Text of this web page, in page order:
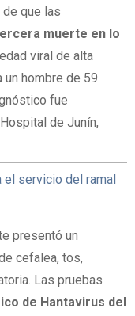
de que las
muerte en lo
viral de alta
un hombre de 59
fue
de Junín,
el servicio del ramal
presentó un
cefalea, tos,
Las pruebas
de Hantavirus del